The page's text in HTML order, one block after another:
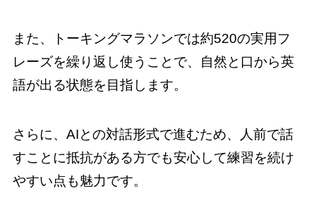
また、トーキングマラソンでは約520の実用フ
レーズを繰り返し使うことで、自然と口から英
語が出る状態を目指します。
さらに、AIとの対話形式で進むため、人前で話
すことに抵抗がある方でも安心して練習を続け
やすい点も魅力です。